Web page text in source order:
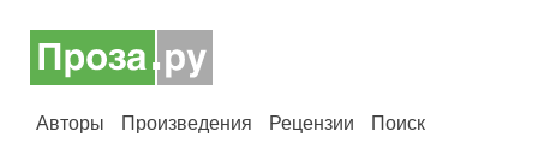
Авторы Произведения Рецензии
Поиск